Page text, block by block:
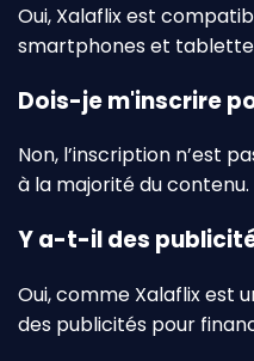
Oui, Xalaflix est
smartphones et
Dois-je m'inscrire
Non, l’inscription n’est
à la majorité du contenu.
Y a-t-il des
Oui, comme Xalaflix est
des publicités pour